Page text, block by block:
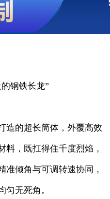
钢铁长龙”
造的超长筒体，外覆高效
料，既扛得住千度烈焰，
准倾角与可调转速协同，
匀无死角。